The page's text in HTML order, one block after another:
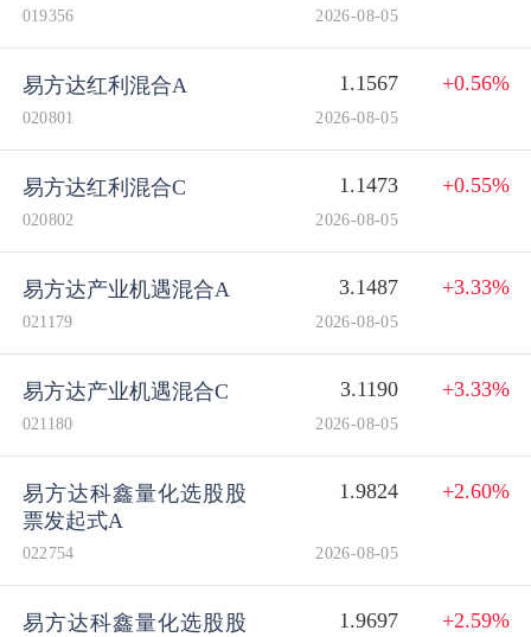
019356 2026-08-05
易方达红利混合A 1.1567 +0.56%
020801 2026-08-05
易方达红利混合C 1.1473 +0.55%
020802 2026-08-05
易方达产业机遇混合A 3.1487 +3.33%
021179 2026-08-05
易方达产业机遇混合C 3.1190 +3.33%
021180 2026-08-05
易方达科鑫量化选股股
票发起式A
1.9824 +2.60%
022754 2026-08-05
易方达科鑫量化选股股
1.9697 +2.59%